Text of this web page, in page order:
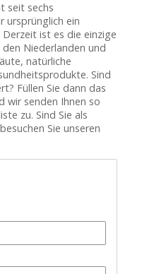
seit sechs
ursprünglich ein
ist es die einzige
Niederlanden und
natürliche
Sind
Füllen Sie dann das
wir senden Ihnen so
zu. Sind Sie als
Sie unseren